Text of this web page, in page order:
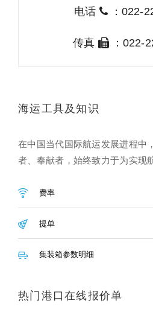
电话 ：022-
传真 ：022-
海运工具及知识
在中国当代国际航运发展进程中
者、奉献者，始终致力于为实现
费率
提单
集装箱参数明细
热门港口在线报价单